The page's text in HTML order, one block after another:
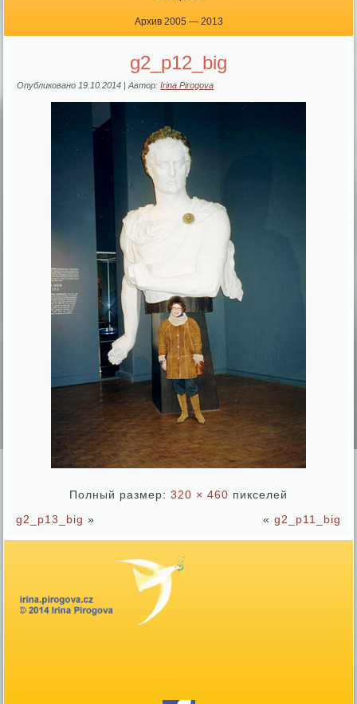
Архив 2005 — 2013
g2_p12_big
Опубликовано 19.10.2014 |Автор: Irina Pirogova
Полный размер: 320 × 460 пикселей
g2_p13_big » « g2_p11_big